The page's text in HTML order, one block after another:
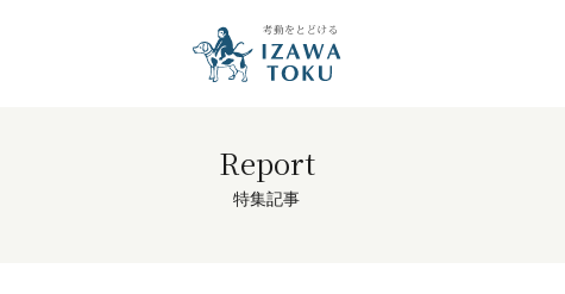
Report
特集記事